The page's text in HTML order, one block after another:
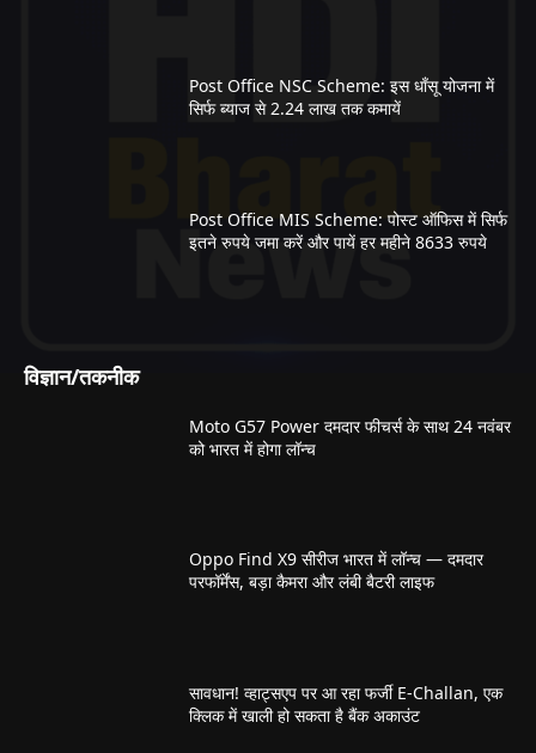
Post Office NSC Scheme: इस धाँसू योजना में
सिर्फ ब्याज से 2.24 लाख तक कमायें
Post Office MIS Scheme: पोस्ट ऑफिस में सिर्फ
इतने रुपये जमा करें और पायें हर महीने 8633 रुपये
विज्ञान/तकनीक
Moto G57 Power दमदार फीचर्स के साथ 24 नवंबर
को भारत में होगा लॉन्च
Oppo Find X9 सीरीज भारत में लॉन्च — दमदार
परफॉर्मेंस, बड़ा कैमरा और लंबी बैटरी लाइफ
सावधान! व्हाट्सएप पर आ रहा फर्जी E-Challan, एक
क्लिक में खाली हो सकता है बैंक अकाउंट